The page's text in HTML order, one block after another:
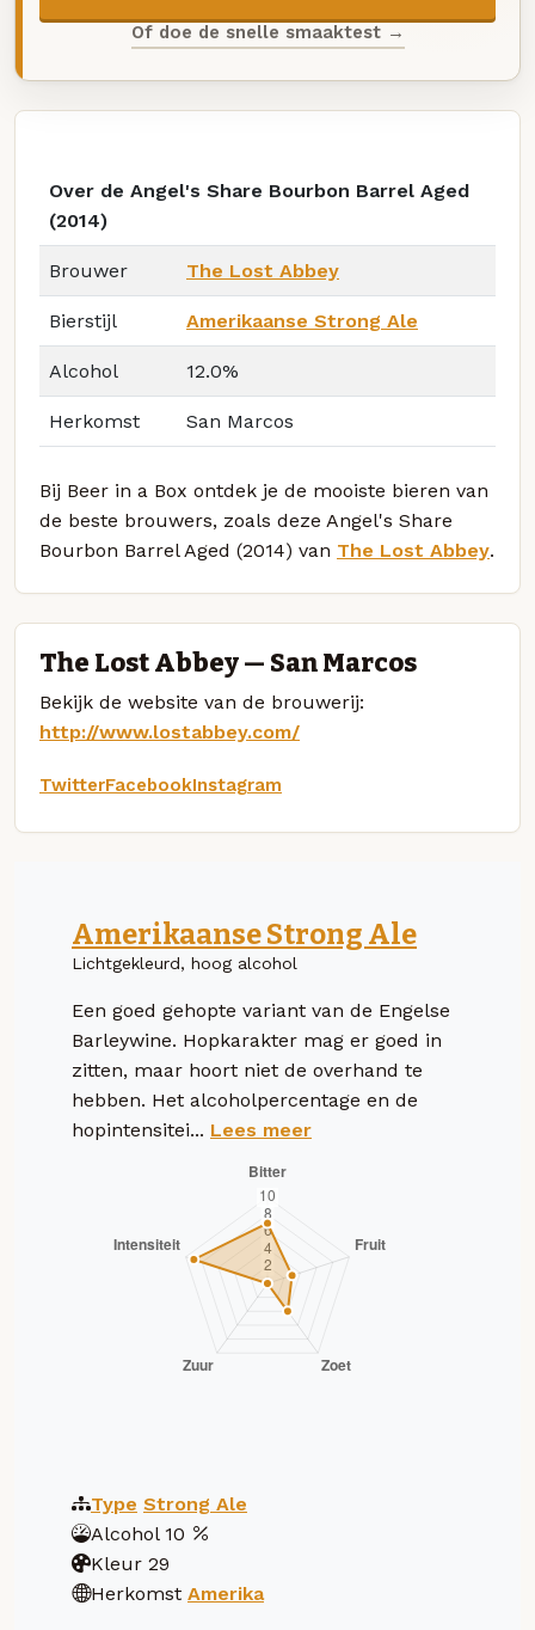
Of doe de snelle smaaktest →
Over de Angel's Share Bourbon Barrel Aged
(2014)
Brouwer The Lost Abbey
Bierstijl Amerikaanse Strong Ale
Alcohol 12.0%
Herkomst San Marcos
Bij Beer in a Box ontdek je de mooiste bieren van
de beste brouwers, zoals deze Angel's Share
Bourbon Barrel Aged (2014) van The Lost Abbey.
The Lost Abbey — San Marcos
Bekijk de website van de brouwerij:
http://www.lostabbey.com/
TwitterFacebookInstagram
Amerikaanse Strong Ale
Lichtgekleurd, hoog alcohol
Een goed gehopte variant van de Engelse
Barleywine. Hopkarakter mag er goed in
zitten, maar hoort niet de overhand te
hebben. Het alcoholpercentage en de
hopintensitei... Lees meer
Type Strong Ale
Alcohol 10
Kleur 29
Herkomst Amerika